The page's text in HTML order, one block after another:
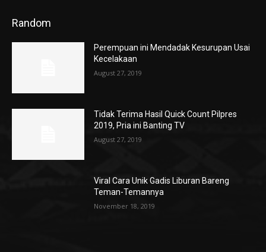
Random
Perempuan ini Mendadak Kesurupan Usai
Kecelakaan
August 27, 2019
Tidak Terima Hasil Quick Count Pilpres
2019, Pria ini Banting TV
August 27, 2019
Viral Cara Unik Gadis Liburan Bareng
Teman-Temannya
November 18, 2019